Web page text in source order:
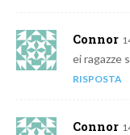
Connor
ei ragazze
RISPOSTA
Connor